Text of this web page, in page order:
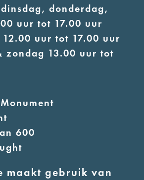
maakt gebruik van
donderdag,
uur tot 17.00 uur
12.00 uur tot 17.00 uur
zondag 13.00 uur tot
600